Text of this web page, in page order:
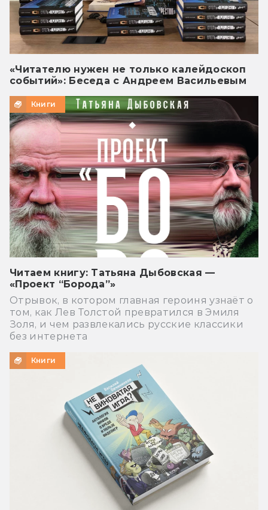
«Читателю нужен не только калейдоскоп
событий»: Беседа с Андреем Васильевым
Книги
Читаем книгу: Татьяна Дыбовская —
«Проект “Борода”»
Отрывок, в котором главная героиня узнаёт о
том, как Лев Толстой превратился в Эмиля
Золя, и чем развлекались русские классики
без интернета
Книги